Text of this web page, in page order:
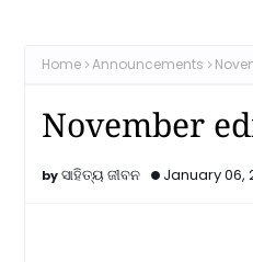
Home Announcements
November
ସାହିତ୍ୟ ଜୀବନ January 06,